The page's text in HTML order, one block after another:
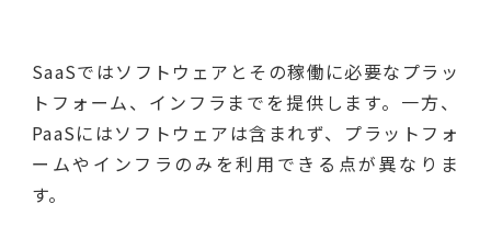
SaaSではソフトウェアとその稼働に必要なプラッ
トフォーム、インフラまでを提供します。一方、
PaaSにはソフトウェアは含まれず、プラットフォ
ームやインフラのみを利用できる点が異なりま
す。